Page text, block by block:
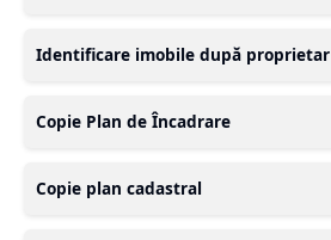
Identificare imobile după proprietar
Copie Plan de Încadrare
Copie plan cadastral